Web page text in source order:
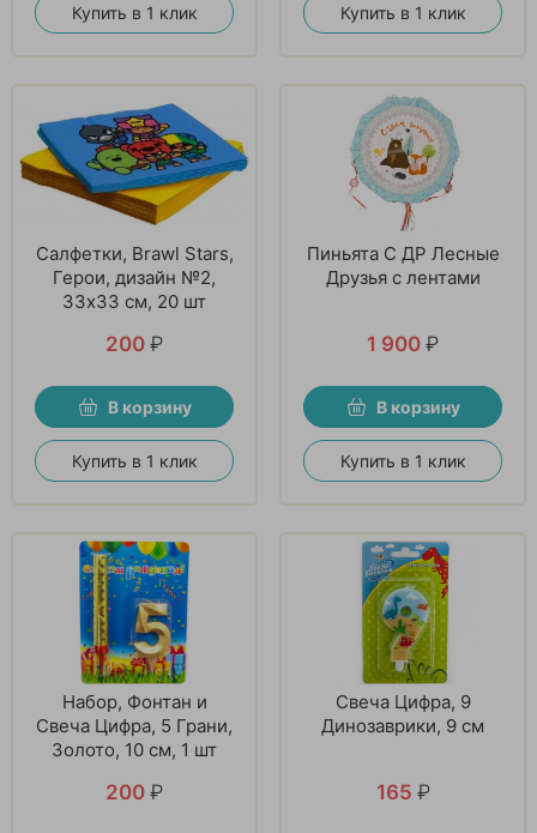
Купить в 1 клик Купить в 1 клик
Салфетки, Brawl Stars,
Герои, дизайн №2,
33х33 см, 20 шт
200 ₽
В корзину
Купить в 1 клик
Пиньята С ДР Лесные
Друзья с лентами
1 900 ₽
В корзину
Купить в 1 клик
Набор, Фонтан и
Свеча Цифра, 5 Грани,
Золото, 10 см, 1 шт
200 ₽
Свеча Цифра, 9
Динозаврики, 9 см
165 ₽